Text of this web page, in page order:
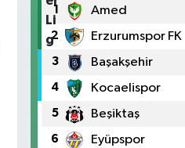
1 Amed
2 Erzurumspor FK
3 Başakşehir
4 Kocaelispor
5 Beşiktaş
6 Eyüpspor